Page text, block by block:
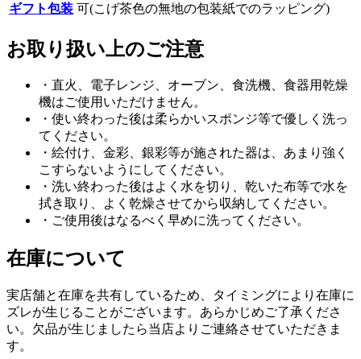
ギフト包装 可(こげ茶色の無地の包装紙でのラッピング)
お取り扱い上のご注意
・直火、電子レンジ、オーブン、食洗機、食器用乾燥
機はご使用いただけません。
・使い終わった後は柔らかいスポンジ等で優しく洗っ
てください。
・絵付け、金彩、銀彩等が施された器は、あまり強く
こすらないようにしてください。
・洗い終わった後はよく水を切り、乾いた布等で水を
拭き取り、よく乾燥させてから収納してください。
・ご使用後はなるべく早めに洗ってください。
在庫について
実店舗と在庫を共有しているため、タイミングにより在庫に
ズレが生じることがございます。あらかじめご了承くださ
い。欠品が生じましたら当店よりご連絡させていただきま
す。